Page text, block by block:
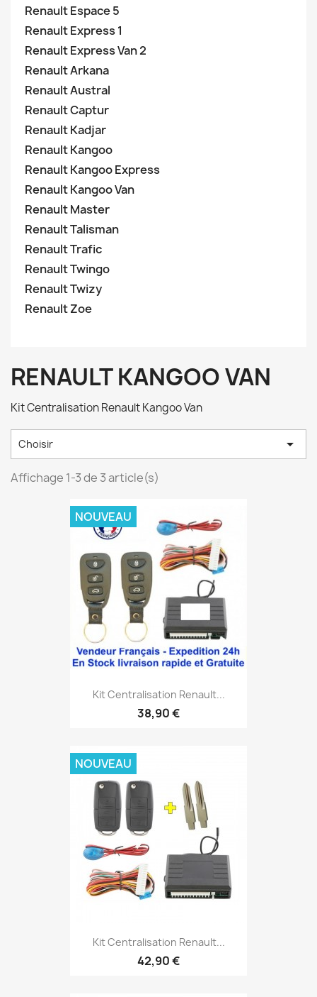
Renault Espace 5
Renault Express 1
Renault Express Van 2
Renault Arkana
Renault Austral
Renault Captur
Renault Kadjar
Renault Kangoo
Renault Kangoo Express
Renault Kangoo Van
Renault Master
Renault Talisman
Renault Trafic
Renault Twingo
Renault Twizy
Renault Zoe
RENAULT KANGOO VAN
Kit Centralisation Renault Kangoo Van
Choisir 
Affichage 1-3 de 3 article(s)
Kit Centralisation Renault...
38,90 €
NOUVEAU
Kit Centralisation Renault...
42,90 €
NOUVEAU